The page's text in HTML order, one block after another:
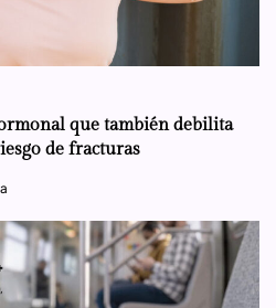
que también debilita
de fracturas